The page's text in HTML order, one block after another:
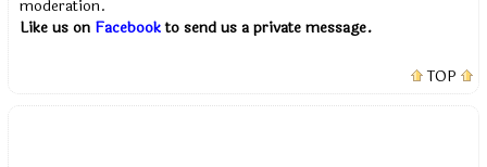
moderation.
Like us on Facebookto send us a private message.
TOP